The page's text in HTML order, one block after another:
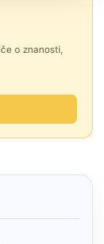
o znanosti,